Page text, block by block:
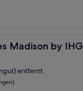
Madison by IHG
by IHG
entfernt